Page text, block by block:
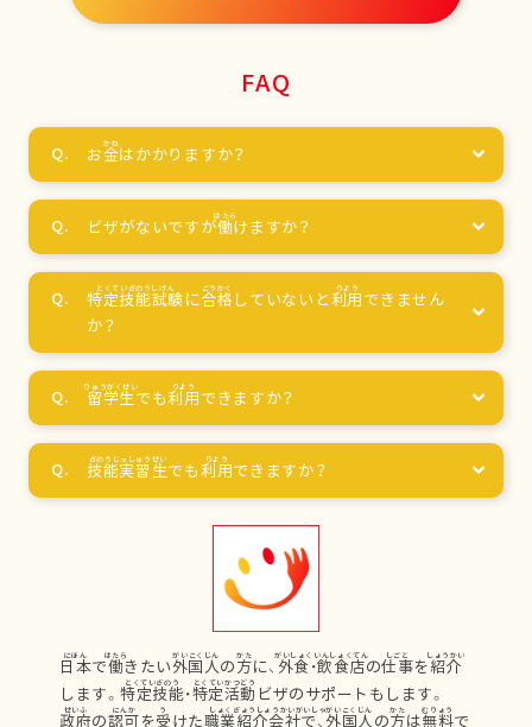
FAQ
お金はかかりますか？
ビザがないですが働けますか？
特定技能試験に合格 していないと利用 できません
か？
留学生でも利用 できますか？
技能実習生でも利用できますか？
日本で働きたい外国人の方に、 外食 ・飲食店の仕事を紹介
します。特定技能・特定活動 ビザのサポートもします。
政府の認可を受けた職業紹介会社で、 外国人の方は無料で